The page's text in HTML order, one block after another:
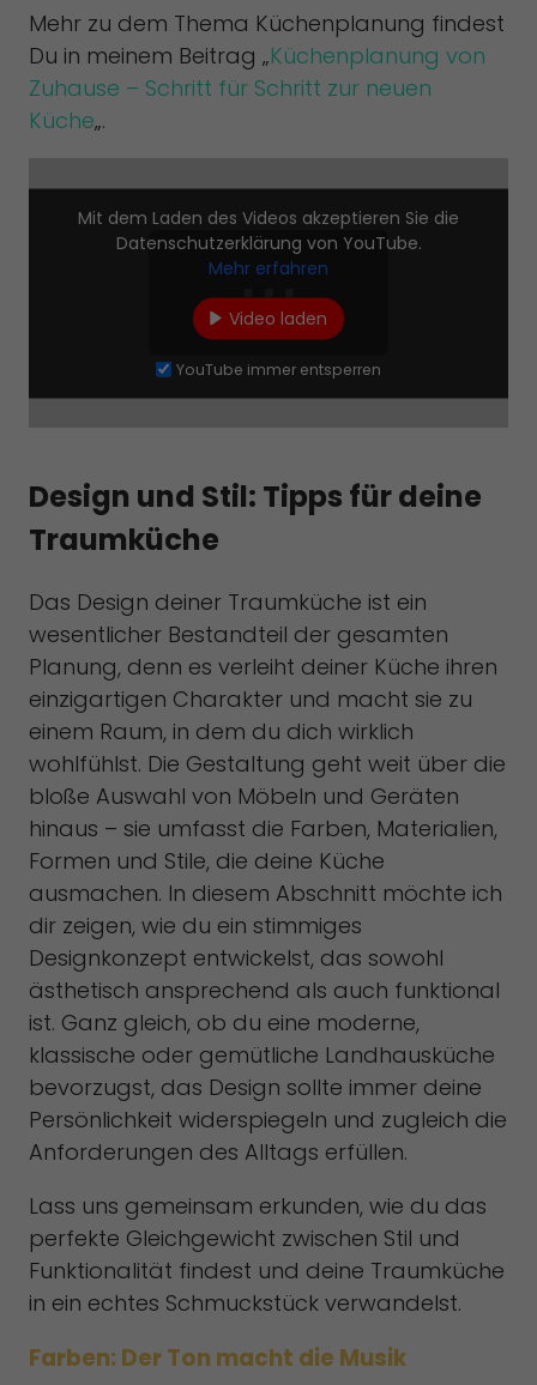
Mehr zu dem Thema Küchenplanung findest
Du in meinem Beitrag „Küchenplanung von
Zuhause – Schritt für Schritt zur neuen
Küche„.
Mit dem Laden des Videos akzeptieren Sie die
Datenschutzerklärung von YouTube.
Mehr erfahren
Video laden
YouTube immer entsperren
Design und Stil: Tipps für deine
Traumküche
Das Design deiner Traumküche ist ein
wesentlicher Bestandteil der gesamten
Planung, denn es verleiht deiner Küche ihren
einzigartigen Charakter und macht sie zu
einem Raum, in dem du dich wirklich
wohlfühlst. Die Gestaltung geht weit über die
bloße Auswahl von Möbeln und Geräten
hinaus – sie umfasst die Farben, Materialien,
Formen und Stile, die deine Küche
ausmachen. In diesem Abschnitt möchte ich
dir zeigen, wie du ein stimmiges
Designkonzept entwickelst, das sowohl
ästhetisch ansprechend als auch funktional
ist. Ganz gleich, ob du eine moderne,
klassische oder gemütliche Landhausküche
bevorzugst, das Design sollte immer deine
Persönlichkeit widerspiegeln und zugleich die
Anforderungen des Alltags erfüllen.
Lass uns gemeinsam erkunden, wie du das
perfekte Gleichgewicht zwischen Stil und
Funktionalität findest und deine Traumküche
in ein echtes Schmuckstück verwandelst.
Farben: Der Ton macht die Musik